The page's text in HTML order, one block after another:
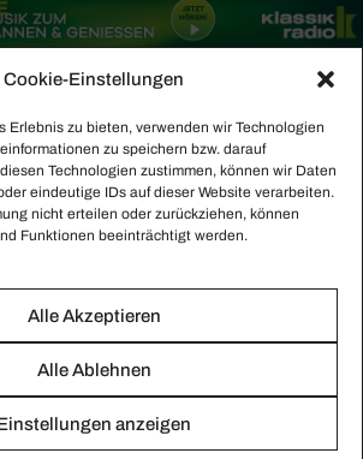
Cookie-Einstellungen
Erlebnis zu bieten, verwenden wir Technologien
zu speichern bzw. darauf
Technologien zustimmen, können wir Daten
eindeutige IDs auf dieser Website verarbeiten.
nicht erteilen oder zurückziehen, können
Funktionen beeinträchtigt werden.
Alle Akzeptieren
Alle Ablehnen
anzeigen